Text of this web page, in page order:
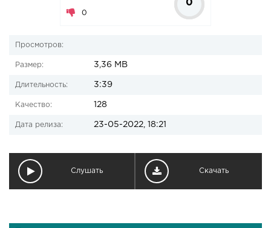
0
0
Просмотров:
Размер: 3,36 MB
Длительность: 3:39
Качество: 128
Дата релиза: 23-05-2022, 18:21
Слушать Скачать